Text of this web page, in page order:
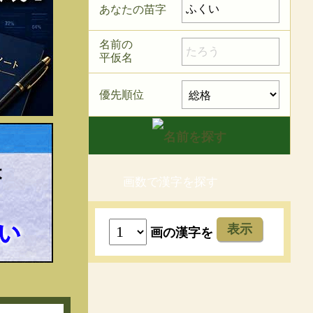
あなたの苗字
名前の
平仮名
優先順位
画数で漢字を探す
画の漢字を 表示